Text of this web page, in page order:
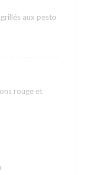
aux pesto
rouge et